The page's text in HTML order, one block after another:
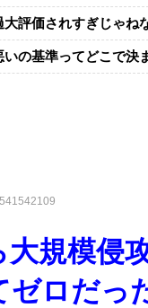
評価されすぎじゃね
の基準ってどこで決
規模侵
ゼロだっ